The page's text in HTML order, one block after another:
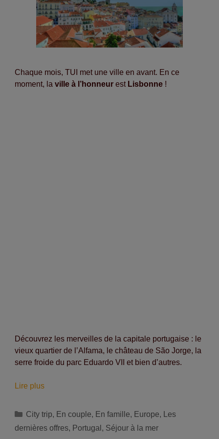
Chaque mois, TUI met une ville en avant. En ce
moment, la ville à l’honneur est Lisbonne !
Découvrez les merveilles de la capitale portugaise : le
vieux quartier de l’Alfama, le château de São Jorge, la
serre froide du parc Eduardo VII et bien d’autres.
Lire plusRéductions
séjours
à
Catégories
City trip, En couple, En famille, Europe,
Les
dernières offres, Portugal , Séjour à la mer